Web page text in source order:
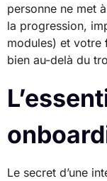
personne ne met
la progression,
modules) et votre
bien au-delà du
Le secret d’une